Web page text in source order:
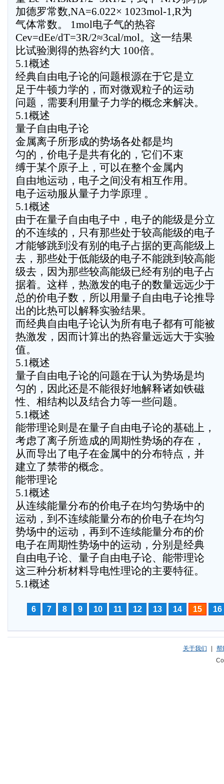
加德罗常数,NA=6.022× 1023mol-1,R为
气体常数。 1mol电子气的热容
Cev=dEe/dT=3R/2≈3cal/mol。这一结果
比试验测得的热容约大 100倍。
5.1概述
经典自由电子论的问题根源在于它是立
足于牛顿力学的，而对微观粒子的运动
问题，需要利用量子力学的概念来解决。
5.1概述
量子自由电子论
金属离子所形成的势场各处都是均
匀的，价电子是共有化的，它们不束
缚于某个原子上，可以在整个金属内
自由地运动，电子之间没有相互作用。
电子运动服从量子力学原理 。
5.1概述
由于在量子自由电子中，电子的能级是分立
的不连续的，只有那些处于较高能级的电子
才能够跳到没有别的电子占据的更高能级上
去，那些处于低能级的电子不能跳到较高能
级去，因为那些较高能级已经有别的电子占
据着。这样，热激发的电子的数量远远少于
总的价电子数，所以用量子自由电子论推导
出的比热可以解释实验结果。
而经典自由电子论认为所有电子都有可能被
热激发，因而计算出的热容量远远大于实验
值。
5.1概述
量子自由电子论的问题在于认为势场是均
匀的，因此还是不能很好地解释诸如铁磁
性、相结构以及结合力等一些问题。
5.1概述
能带理论则是在量子自由电子论的基础上，
考虑了离子所造成的周期性势场的存在，
从而导出了电子在金属中的分布特点，并
建立了禁带的概念。
能带理论
5.1概述
从连续能量分布的价电子在均匀势场中的
运动，到不连续能量分布的价电子在均匀
势场中的运动，再到不连续能量分布的价
电子在周期性势场中的运动，分别是经典
自由电子论、量子自由电子论、能带理论
这三种分析材料导电性理论的主要特征。
5.1概述
6 7 8 9 10 11 12 13 14 15 16
关于我们
帮